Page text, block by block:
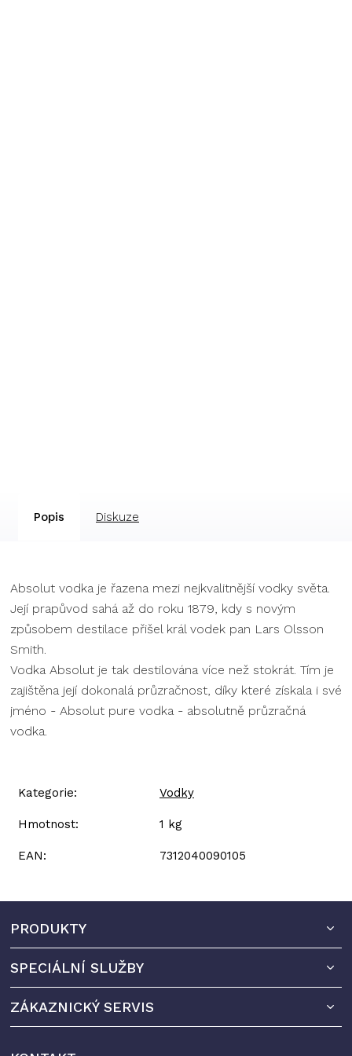
Popis Diskuze
Absolut vodka je řazena mezi nejkvalitnější vodky světa.
Její prapůvod sahá až do roku 1879, kdy s novým
způsobem destilace přišel král vodek pan Lars Olsson
Smith.
Vodka Absolut je tak destilována více než stokrát. Tím je
zajištěna její dokonalá průzračnost, díky které získala i své
jméno - Absolut pure vodka - absolutně průzračná
vodka.
Kategorie: Vodky
Hmotnost: 1 kg
EAN: 7312040090105
p
a
PRODUKTY
SPECIÁLNÍ SLUŽBY
ZÁKAZNICKÝ SERVIS